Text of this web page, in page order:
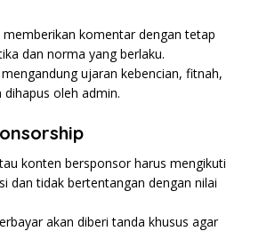
memberikan komentar dengan tetap
dan norma yang berlaku.
ujaran kebencian, fitnah,
oleh admin.
konten bersponsor harus mengikuti
dan tidak bertentangan dengan nilai
akan diberi tanda khusus agar